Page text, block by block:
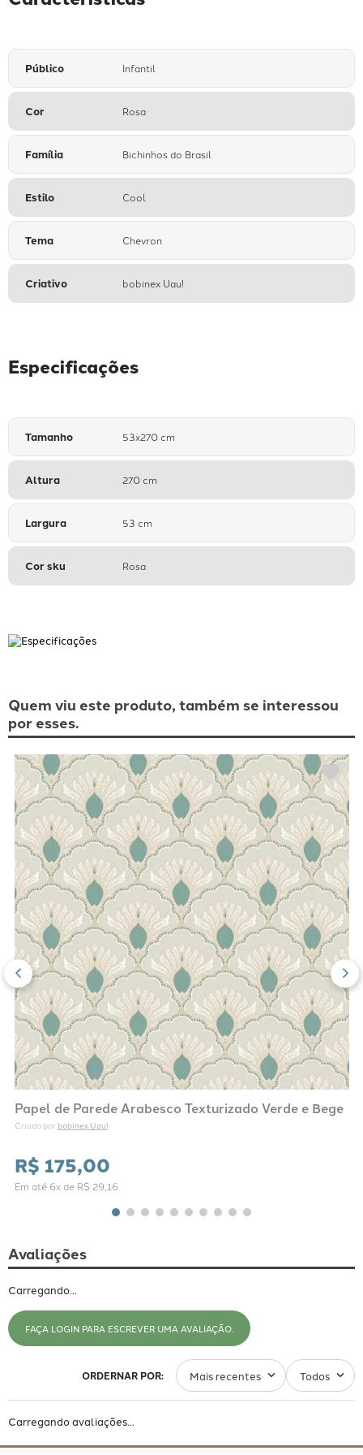
Público Infantil
Cor Rosa
Família Bichinhos do Brasil
Estilo Cool
Tema Chevron
Criativo bobinex Uau!
Especificações
Tamanho 53x270 cm
Altura 270 cm
Largura 53 cm
Cor sku Rosa
Quem viu este produto, também se interessou
por esses.
Papel de Parede Arabesco Texturizado Verde e Bege
Criado por bobinex Uau!
R$ 175,00
Em até 6x de R$ 29 16
Avaliações
Carregando…
FAÇA LOGIN PARA ESCREVER UMA AVALIAÇÃO.
Mais recentes Todos
Carregando avaliações…